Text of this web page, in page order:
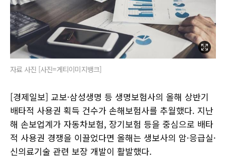
자료 사진 [사진=게티이미지뱅크]
[경제일보] 교보·삼성생명 등 생명보험사의 올해 상반기
배타적 사용권 획득 건수가 손해보험사를 추월했다. 지난
해 손보업계가 자동차보험, 장기보험 등을 중심으로 배타
적 사용권 경쟁을 이끌었다면 올해는 생보사의 암·응급실·
신의료기술 관련 보장 개발이 활발했다.